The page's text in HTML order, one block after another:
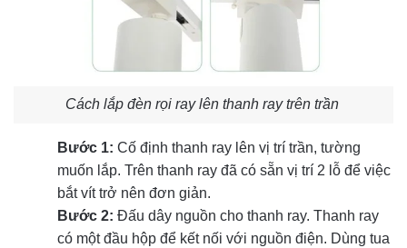
Cách lắp đèn rọi ray lên thanh ray trên trần
Bước 1: Cố định thanh ray lên vị trí trần, tường
muốn lắp. Trên thanh ray đã có sẵn vị trí 2 lỗ để việc
bắt vít trở nên đơn giản.
Bước 2: Đấu dây nguồn cho thanh ray. Thanh ray
có một đầu hộp để kết nối với nguồn điện. Dùng tua